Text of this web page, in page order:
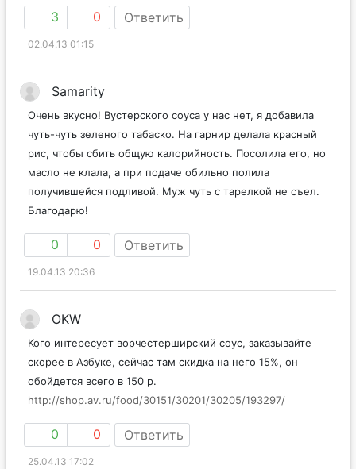
3 0 Ответить
02.04.13 01:15
Samarity
Очень вкусно! Вустерского соуса у нас нет, я добавила
чуть-чуть зеленого табаско. На гарнир делала красный
рис, чтобы сбить общую калорийность. Посолила его, но
масло не клала, а при подаче обильно полила
получившейся подливой. Муж чуть с тарелкой не съел.
Благодарю!
0 0 Ответить
19.04.13 20:36
OKW
Кого интересует ворчестерширский соус, заказывайте
скорее в Азбуке, сейчас там скидка на него 15%, он
обойдется всего в 150 р.
http://shop.av.ru/food/30151/30201/30205/193297/
0 0 Ответить
25.04.13 17:02